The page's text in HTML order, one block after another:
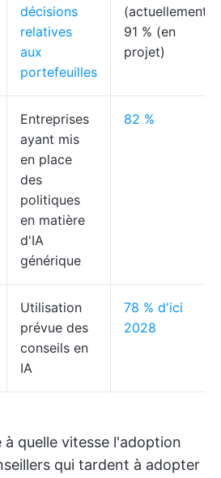
décisions
relatives
aux
portefeuilles
(actuellement),
91 % (en
projet)
Entreprises
ayant mis
en place
des
politiques
en matière
d'IA
générique
82 %
Utilisation
prévue des
conseils en
IA
78 % d'ici
2028
quelle vitesse l'adoption
qui tardent à adopter